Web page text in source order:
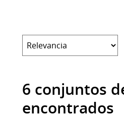
6 conjuntos
encontrados